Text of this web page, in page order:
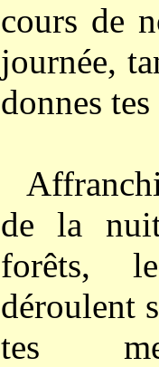
cours de
journée,
donnes
de la
forêts,
déroulent
tes